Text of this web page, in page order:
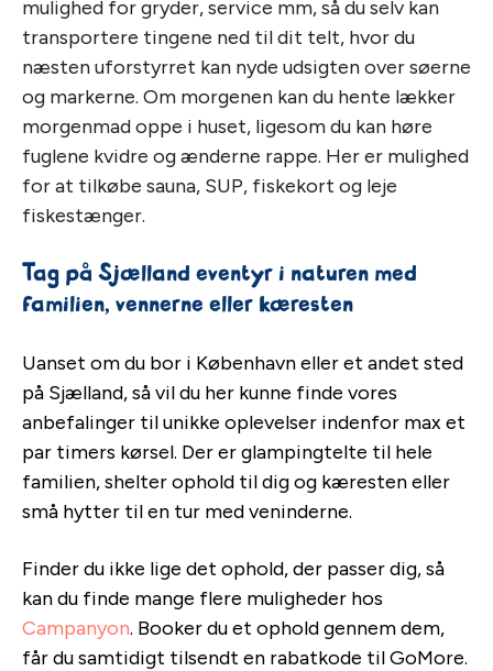
mulighed for gryder, service mm, så du selv kan
transportere tingene ned til dit telt, hvor du
næsten uforstyrret kan nyde udsigten over søerne
og markerne. Om morgenen kan du hente lækker
morgenmad oppe i huset, ligesom du kan høre
fuglene kvidre og ænderne rappe. Her er mulighed
for at tilkøbe sauna, SUP, fiskekort og leje
fiskestænger.
Tag på Sjælland eventyr i naturen med
familien, vennerne eller kæresten
Uanset om du bor i København eller et andet sted
på Sjælland, så vil du her kunne finde vores
anbefalinger til unikke oplevelser indenfor max et
par timers kørsel. Der er glampingtelte til hele
familien, shelter ophold til dig og kæresten eller
små hytter til en tur med veninderne.
Finder du ikke lige det ophold, der passer dig, så
kan du finde mange flere muligheder hos
Campanyon. Booker du et ophold gennem dem,
får du samtidigt tilsendt en rabatkode til GoMore.